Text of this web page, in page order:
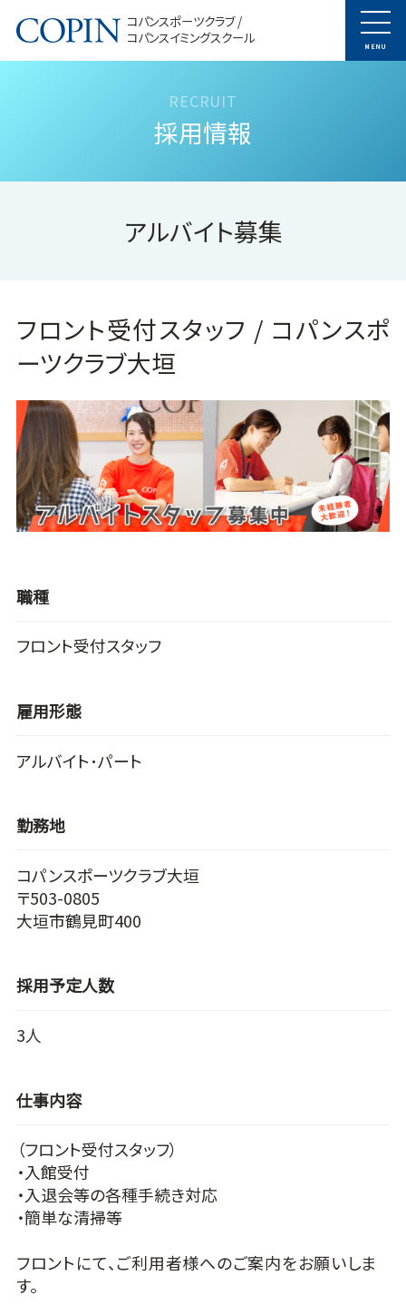
コパンスポーツクラブ /
コパンスイミングスクール
MENU
採用情報
アルバイト募集
フロント受付スタッフ / コパンスポ
ーツクラブ大垣
職種
フロント受付スタッフ
雇用形態
アルバイト･パート
勤務地
コパンスポーツクラブ大垣
〒503-0805
大垣市鶴見町400
採用予定人数
3人
仕事内容
（フロント受付スタッフ）
・入館受付
・入退会等の各種手続き対応
・簡単な清掃等
フロントにて、ご利用者様へのご案内をお願いしま
す。